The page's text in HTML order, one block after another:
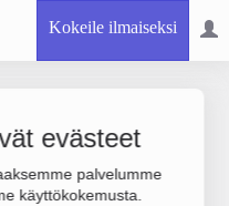
Kokeile ilmaiseksi
evästeet
palvelumme
käyttökokemusta.
Oy